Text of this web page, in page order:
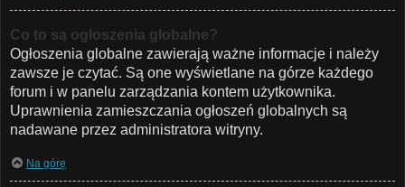
Co to są ogłoszenia globalne?
Ogłoszenia globalne zawierają ważne informacje i należy
zawsze je czytać. Są one wyświetlane na górze każdego
forum i w panelu zarządzania kontem użytkownika.
Uprawnienia zamieszczania ogłoszeń globalnych są
nadawane przez administratora witryny.
Na górę